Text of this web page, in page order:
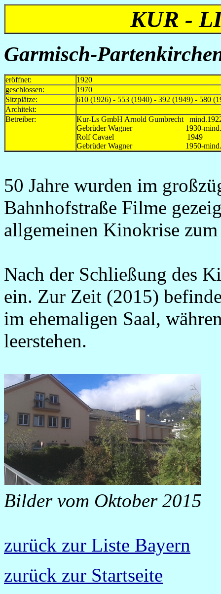
KUR -
Garmisch-
eröffnet:
1920
geschlossen:
1970
Sitzplätze:
610 (1926) - 553 (1940) - 392 (1949) - 580
Architekt:
Betreiber:
Kur-Ls GmbH Arnold Gumbrecht
Gebrüder Wagner 1930-
Rolf Cavael 1949
Gebrüder Wagner 1950-
50 Jahre wurden im
Bahnhofstraße Filme
allgemeinen Kinokrise
Nach der Schließung des
ein. Zur Zeit (2015)
im ehemaligen Saal,
leerstehen.
Bilder vom Oktober 2015
zurück zur Liste Bayern
zurück zur Startseite